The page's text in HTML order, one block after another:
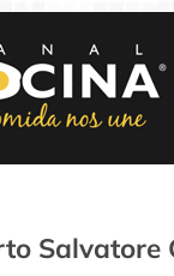
Salvatore